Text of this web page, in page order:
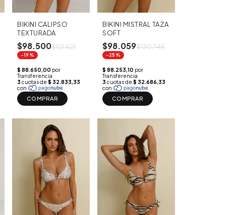
BIKINI CALIPSO
TEXTURADA
$98.500$121.621
-19%
COMPRAR
BIKINI MISTRAL TAZA
SOFT
$98.059$130.745
-25%
COMPRAR